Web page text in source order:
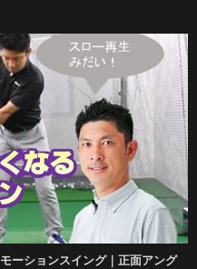
ーションスイング｜正面アング